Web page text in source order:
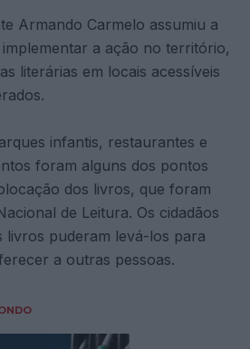
Armando Carmelo assumiu a
implementar a ação no território,
literárias em locais acessíveis
infantis, restaurantes e
foram alguns dos pontos
dos livros, que foram
de Leitura. Os cidadãos
livros puderam levá-los para
a outras pessoas.